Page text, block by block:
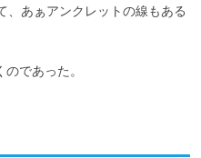
、あぁアンクレットの線もある
であった。